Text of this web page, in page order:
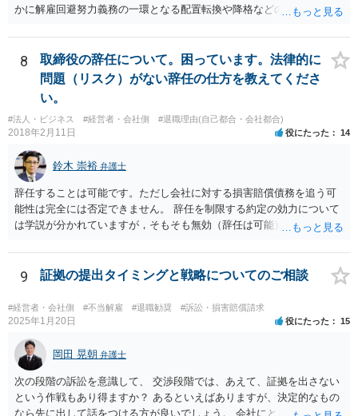
かに解雇回避努力義務の一環となる配置転換や降格などの措置は必ず
解雇の有効性が認められやすい傾向にあります。 しかし、このような
場合でも、「会社が当該労働者に対してどの程度改善の機会を与えた
か」との点はやはり重要な要素となり（業務改善計画など、御指摘の
手段はその一例となるでしょう）、裁判上もこの点について争点化す
る可能性が高いと思います。 具体的事案での見通しや戦略については
個別事情によりますので、顧問弁護士の先生等とよくご相談なさるの
が良いかと思います。
8
取締役の辞任について。困っています。法律的に
問題（リスク）がない辞任の仕方を教えてくださ
い。
#法人・ビジネス #経営者・会社側 #退職理由(自己都合・会社都合)
2018年2月11日 役にたった 14
鈴木 崇裕 弁護士
辞任することは可能です。ただし会社に対する損害賠償債務を追う可
能性は完全には否定できません。 辞任を制限する約定の効力について
は学説が分かれていますが，そもそも無効（辞任は可能）と考える説
る可能性があると考える説が有力です。 ただし，いずれの説をとった
場合でも，会社にとって「不利な時期」に辞任したときは，「やむを
得ない事由」がない限り，会社の損害を賠償しなければならなくなり
ます。 健康上の理由は「やむを得ない事由」の典型ですが，程度によ
って異なります。 子会社の代表取締役が辞任を認めてくれるのであれ
ば，少なくとも法律上は，親会社（子会社にとっての株主）の承諾は
必要ありません。 なお，子会社の代表取締役には，取締役辞任の登記
をしてもらわなければなりません。 親会社が株主代表訴訟を提起する
ことは理論上可能ですが，あなたに対して追及できる責任は，あなた
自身が会社に対して追う責任（例えば任務懈怠責任）の範囲に留まり
9 証拠の提出タイミングと戦略についてのご相談
#経営者・会社側 #不当解雇 #退職勧奨 #訴訟・損害賠償請求
2025年1月20日 役にたった 15
岡田 晃朝 弁護士
次の段階の訴訟を意識して、 交渉段階では、あえて、証拠を出さない
という作戦もあり得ますか？ あるといえばありますが、決定的なもの
なら先に出して話をつける方が良いでしょう。 会社にとっても負担で